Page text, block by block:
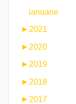
ianuarie
►2021
► 2020
► 2019
► 2018
► 2017